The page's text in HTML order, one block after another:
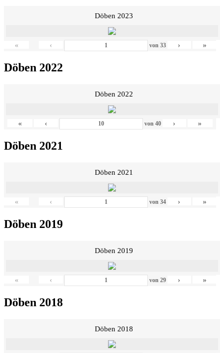
Döben 2023
« ‹ von 33 › »
Döben 2022
Döben 2022
« ‹ von 40 › »
Döben 2021
Döben 2021
« ‹ von 34 › »
Döben 2019
Döben 2019
« ‹ von 29 › »
Döben 2018
Döben 2018